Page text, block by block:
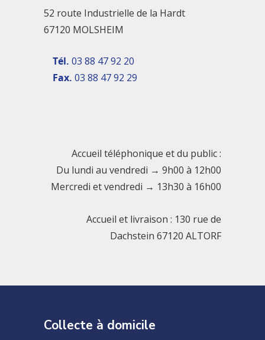
52 route Industrielle de la Hardt
67120 MOLSHEIM
Tél. 03 88 47 92 20
Fax. 03 88 47 92 29
Accueil téléphonique et du public :
Du lundi au vendredi → 9h00 à 12h00
Mercredi et vendredi → 13h30 à 16h00
Accueil et livraison : 130 rue de
Dachstein 67120 ALTORF
Collecte à domicile